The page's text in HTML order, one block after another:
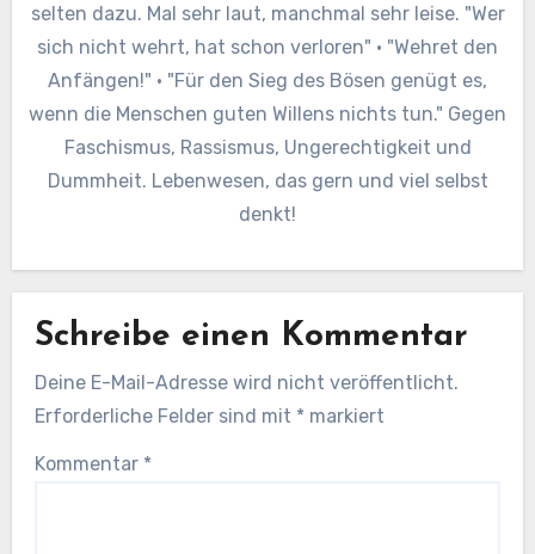
selten dazu. Mal sehr laut, manchmal sehr leise. "Wer
sich nicht wehrt, hat schon verloren" · "Wehret den
Anfängen!" · "Für den Sieg des Bösen genügt es,
wenn die Menschen guten Willens nichts tun." Gegen
Faschismus, Rassismus, Ungerechtigkeit und
Dummheit. Lebenwesen, das gern und viel selbst
denkt!
Schreibe einen Kommentar
Deine E-Mail-Adresse wird nicht veröffentlicht.
Erforderliche Felder sind mit * markiert
Kommentar *